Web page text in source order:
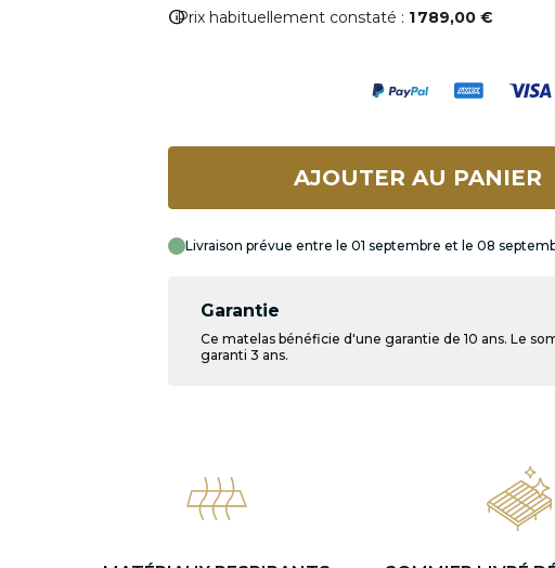
infoPrix habituellement constaté : 1 789,00 €
AJOUTER AU PANIER
Livraison prévue entre le 01 septembre et le 08
Garantie
Ce matelas bénéficie d'une garantie de 10 ans. Le
garanti 3 ans.